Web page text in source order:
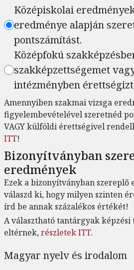
Középiskolai
eredménye alapján
pontszámítást.
Középfokú
szakképzettségemet
intézményben
Amennyiben szakmai vizsga
figyelembevételével szeretnéd
VAGY külföldi érettségivel
ITT!
Bizonyítványban
eredmények
Ezek a bizonyítványban
válaszd ki, hogy milyen szinten
írd be annak százalékos értékét!
A választható tantárgyak
eltérnek,részletek ITT.
Magyar nyelv és irodalom